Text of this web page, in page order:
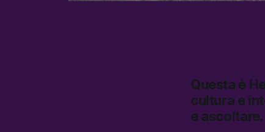
Questa è
cultura e
e ascoltare.